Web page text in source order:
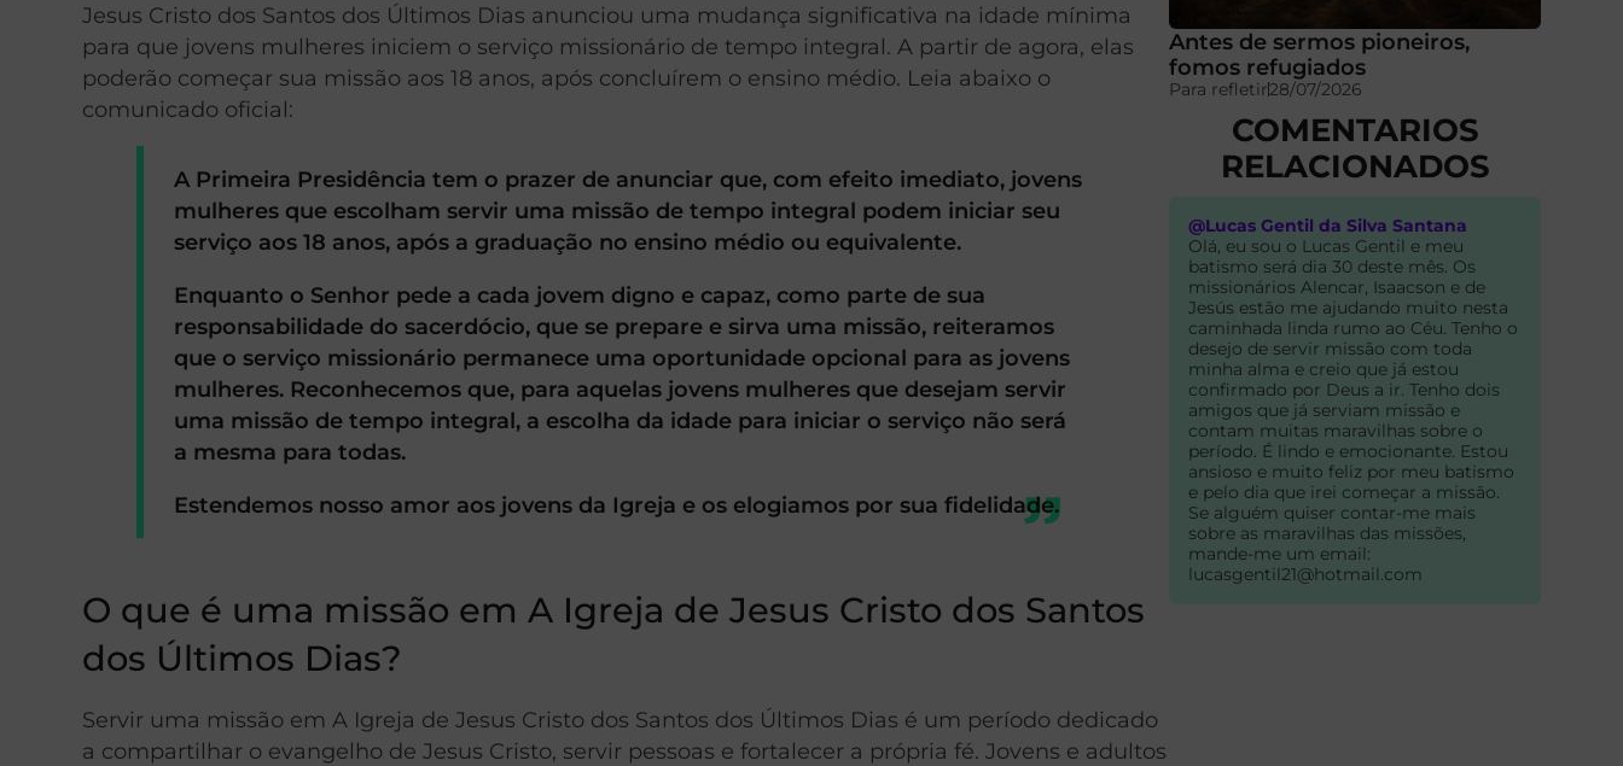
Jesus Cristo dos Santos dos Últimos Dias anunciou uma mudança significativa na idade mínima
para que jovens mulheres iniciem o serviço missionário de tempo integral. A partir de agora, elas
poderão começar sua missão aos 18 anos, após concluírem o ensino médio. Leia abaixo o
comunicado oficial:
A Primeira Presidência tem o prazer de anunciar que, com efeito imediato, jovens
mulheres que escolham servir uma missão de tempo integral podem iniciar seu
serviço aos 18 anos, após a graduação no ensino médio ou equivalente.
Enquanto o Senhor pede a cada jovem digno e capaz, como parte de sua
responsabilidade do sacerdócio, que se prepare e sirva uma missão, reiteramos
que o serviço missionário permanece uma oportunidade opcional para as jovens
mulheres. Reconhecemos que, para aquelas jovens mulheres que desejam servir
uma missão de tempo integral, a escolha da idade para iniciar o serviço não será
a mesma para todas.
Estendemos nosso amor aos jovens da Igreja e os elogiamos por sua fidelidade.
O que é uma missão em A Igreja de Jesus Cristo dos Santos
dos Últimos Dias?
Servir uma missão em A Igreja de Jesus Cristo dos Santos dos Últimos Dias é um período dedicado
a compartilhar o evangelho de Jesus Cristo, servir pessoas e fortalecer a própria fé. Jovens e adultos
Antes de sermos pioneiros,
fomos refugiados
Para refletir28/07/2026
COMENTARIOS
RELACIONADOS
@Lucas Gentil da Silva Santana
Olá, eu sou o Lucas Gentil e meu
batismo será dia 30 deste mês. Os
missionários Alencar, Isaacson e de
Jesús estão me ajudando muito nesta
caminhada linda rumo ao Céu. Tenho o
desejo de servir missão com toda
minha alma e creio que já estou
confirmado por Deus a ir. Tenho dois
amigos que já serviam missão e
contam muitas maravilhas sobre o
período. É lindo e emocionante. Estou
ansioso e muito feliz por meu batismo
e pelo dia que irei começar a missão.
Se alguém quiser contar-me mais
sobre as maravilhas das missões,
mande-me um email:
lucasgentil21@hotmail.com